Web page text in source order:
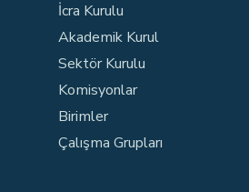
İcra Kurulu
Akademik Kurul
Sektör Kurulu
Komisyonlar
Birimler
Çalışma Grupları